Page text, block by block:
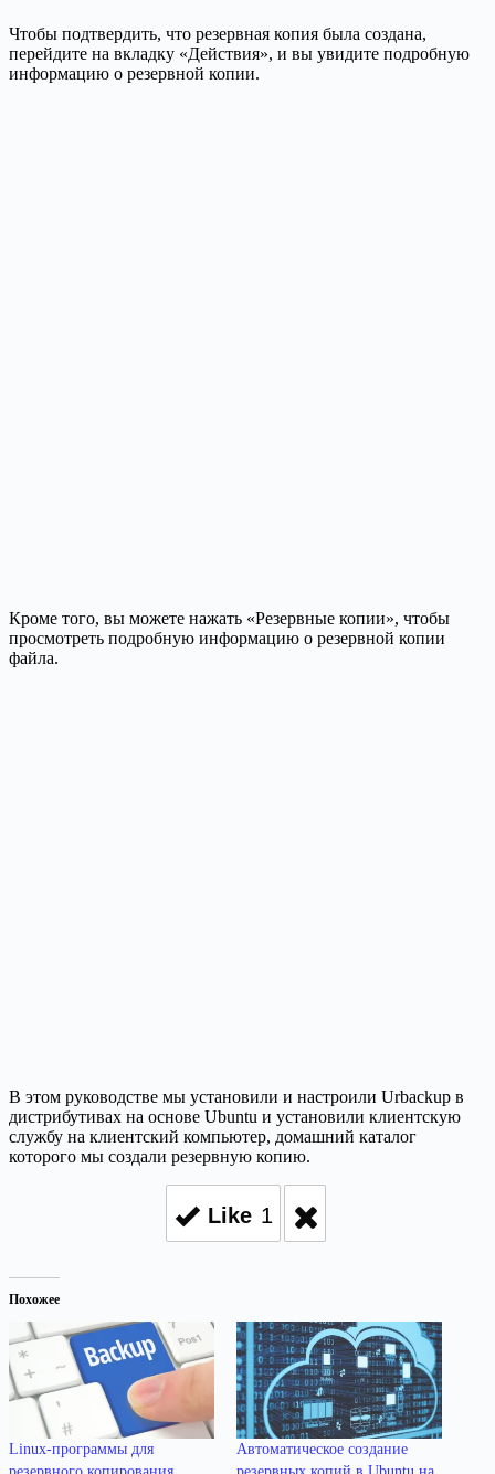
Чтобы подтвердить, что резервная копия была создана,
перейдите на вкладку «Действия», и вы увидите подробную
информацию о резервной копии.
Кроме того, вы можете нажать «Резервные копии», чтобы
просмотреть подробную информацию о резервной копии
файла.
В этом руководстве мы установили и настроили Urbackup в
дистрибутивах на основе Ubuntu и установили клиентскую
службу на клиентский компьютер, домашний каталог
которого мы создали резервную копию.
Like 1
Похожее
Linux-программы для
Автоматическое создание